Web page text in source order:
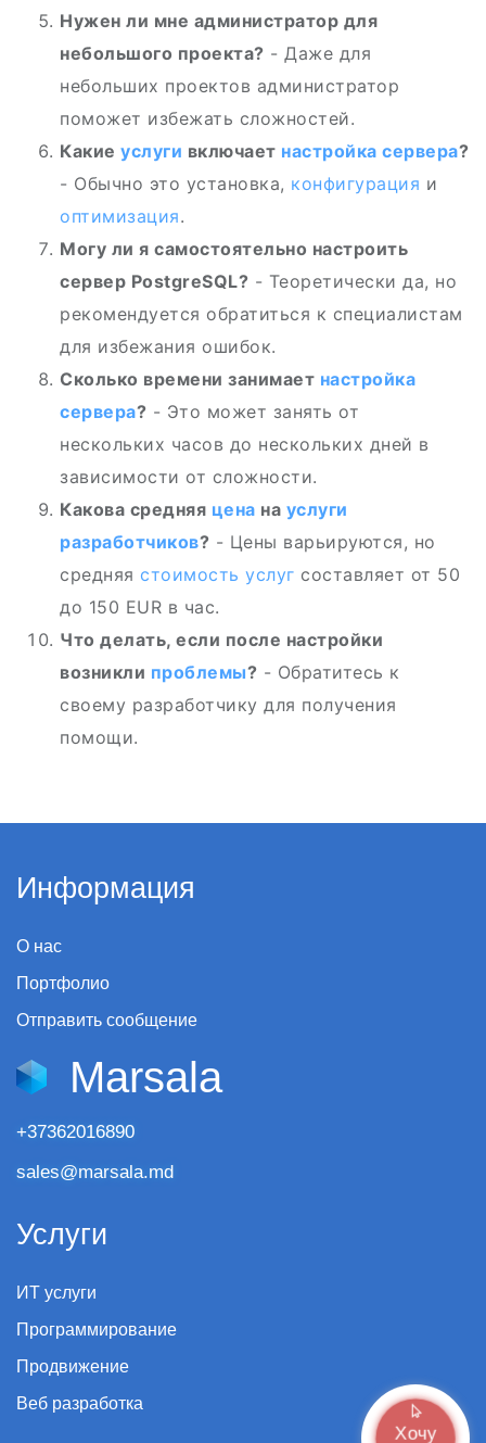
Нужен ли мне администратор для
небольшого проекта? - Даже для
небольших проектов администратор
поможет избежать сложностей.
Какие услуги включает настройка сервера?
- Обычно это установка, конфигурация и
оптимизация.
Могу ли я самостоятельно настроить
сервер PostgreSQL? - Теоретически да, но
рекомендуется обратиться к специалистам
для избежания ошибок.
Сколько времени занимает настройка
сервера? - Это может занять от
нескольких часов до нескольких дней в
зависимости от сложности.
Какова средняя цена на услуги
разработчиков? - Цены варьируются, но
средняя стоимость услуг составляет от 50
до 150 EUR в час.
Что делать, если после настройки
возникли проблемы? - Обратитесь к
своему разработчику для получения
помощи.
Информация
О нас
Портфолио
Отправить сообщение
Marsala
+37362016890
sales@marsala.md
Услуги
ИТ услуги
Программирование
Продвижение
Веб разработка
Хочу